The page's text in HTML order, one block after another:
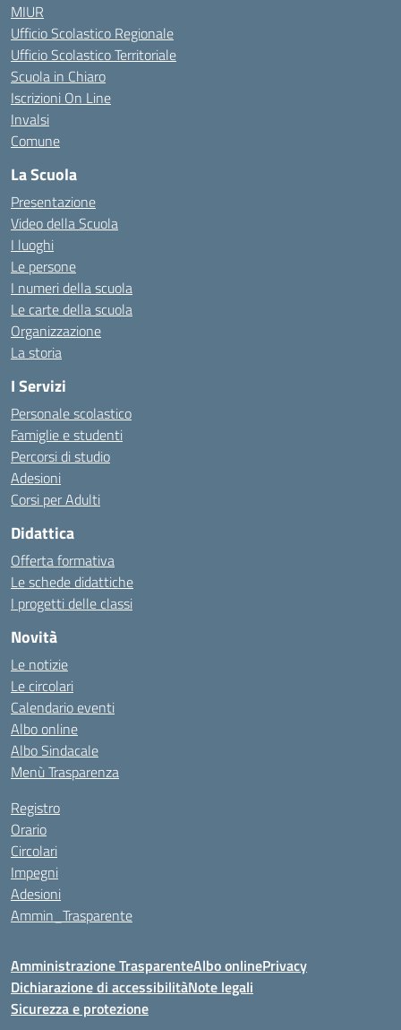
MIUR
Ufficio Scolastico Regionale
Ufficio Scolastico Territoriale
Scuola in Chiaro
Iscrizioni On Line
Invalsi
Comune
La Scuola
Presentazione
Video della Scuola
I luoghi
Le persone
I numeri della scuola
Le carte della scuola
Organizzazione
La storia
I Servizi
Personale scolastico
Famiglie e studenti
Percorsi di studio
Adesioni
Corsi per Adulti
Didattica
Offerta formativa
Le schede didattiche
I progetti delle classi
Novità
Le notizie
Le circolari
Calendario eventi
Albo online
Albo Sindacale
Menù Trasparenza
Registro
Orario
Circolari
Impegni
Adesioni
Ammin_Trasparente
Amministrazione TrasparenteAlbo onlinePrivacy
Dichiarazione di accessibilitàNote legali
Sicurezza e protezione